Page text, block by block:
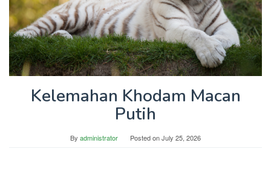
Kelemahan Khodam Macan
Putih
By administrator Posted onJuly 25, 2026